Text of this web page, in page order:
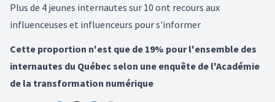
Plus de 4 jeunes internautes sur 10 ont recours aux
influenceuses et influenceurs pour s'informer
Cette proportion n'est que de 19% pour l'ensemble des
internautes du Québec selon une enquête de l'Académie
de la transformation numérique